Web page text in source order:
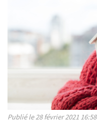
Publié le 28 février 2021 16:58